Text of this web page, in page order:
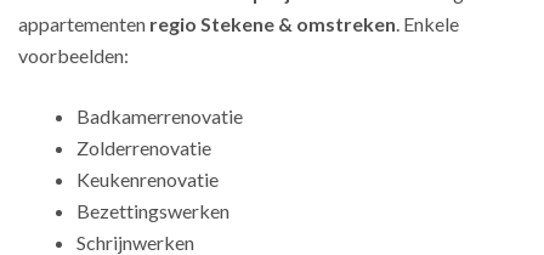
appartementen regio Stekene & omstreken. Enkele
voorbeelden:
Badkamerrenovatie
Zolderrenovatie
Keukenrenovatie
Bezettingswerken
Schrijnwerken